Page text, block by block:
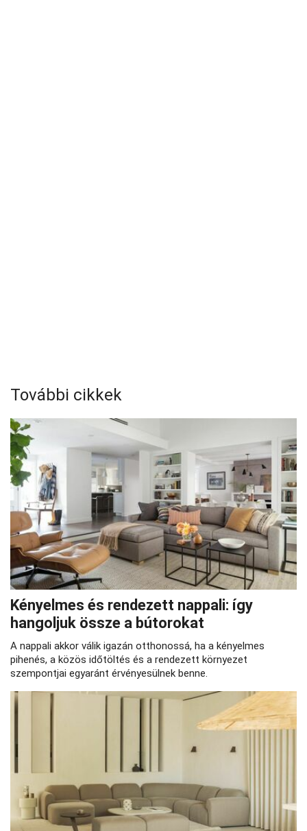
További cikkek
Kényelmes és rendezett nappali: így
hangoljuk össze a bútorokat
A nappali akkor válik igazán otthonossá, ha a kényelmes
pihenés, a közös időtöltés és a rendezett környezet
szempontjai egyaránt érvényesülnek benne.